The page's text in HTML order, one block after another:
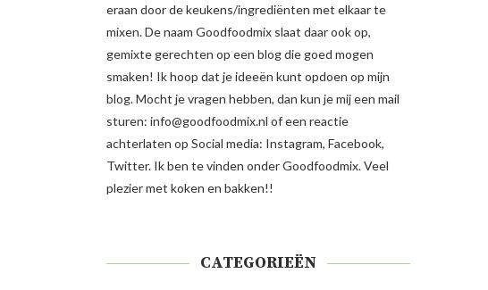
eraan door de keukens/ingrediënten met elkaar te
mixen. De naam Goodfoodmix slaat daar ook op,
gemixte gerechten op een blog die goed mogen
smaken! Ik hoop dat je ideeën kunt opdoen op mijn
blog. Mocht je vragen hebben, dan kun je mij een mail
sturen: info@goodfoodmix.nl of een reactie
achterlaten op Social media: Instagram, Facebook,
Twitter. Ik ben te vinden onder Goodfoodmix. Veel
plezier met koken en bakken!!
CATEGORIEËN